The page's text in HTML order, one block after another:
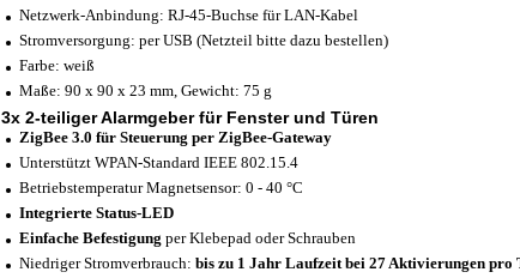
Netzwerk-Anbindung: RJ-45-Buchse für LAN-Kabel
Stromversorgung: per USB (Netzteil bitte dazu bestellen)
Farbe: weiß
Maße: 90 x 90 x 23 mm, Gewicht: 75 g
3x 2-teiliger Alarmgeber für Fenster und Türen
ZigBee 3.0 für Steuerung per ZigBee-Gateway
Unterstützt WPAN-Standard IEEE 802.15.4
Betriebstemperatur Magnetsensor: 0 - 40 °C
Integrierte Status-LED
Einfache Befestigung per Klebepad oder Schrauben
Niedriger Stromverbrauch: bis zu 1 Jahr Laufzeit bei 27 Aktivierungen pro